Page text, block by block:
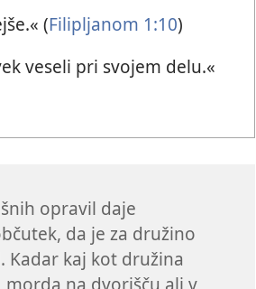
(Filipljanom 1:10)
veseli pri svojem delu.«
opravil daje
da je za družino
Kadar kaj kot družina
morda na dvorišču ali v